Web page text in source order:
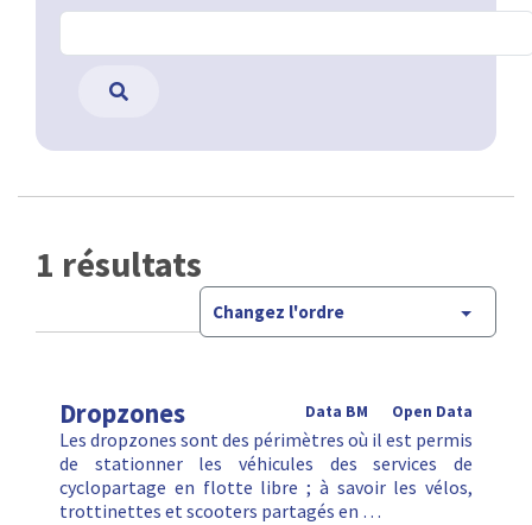
1 résultats
Changez l'ordre
Dropzones Open Data
Data BM
Les dropzones sont des périmètres où il est permis
de stationner les véhicules des services de
cyclopartage en flotte libre ; à savoir les vélos,
trottinettes et scooters partagés en …